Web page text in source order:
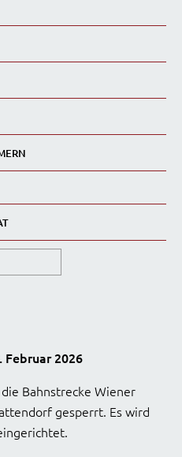
Februar 2026
Bahnstrecke Wiener
gesperrt. Es wird